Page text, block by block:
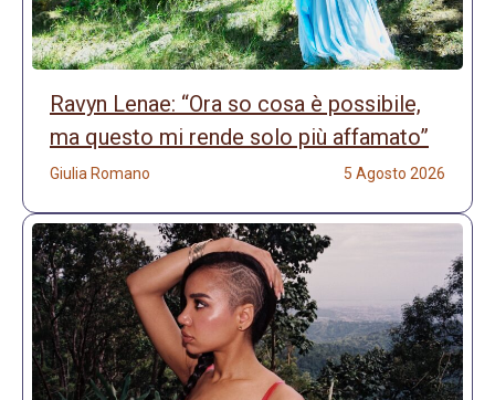
Ravyn Lenae: “Ora so cosa è possibile,
ma questo mi rende solo più affamato”
Giulia Romano 5 Agosto 2026